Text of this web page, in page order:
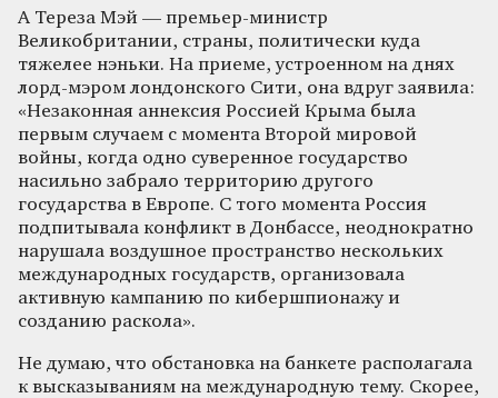
А Тереза Мэй — премьер-министр
Великобритании, страны, политически куда
тяжелее нэньки. На приеме, устроенном на днях
лорд-мэром лондонского Сити, она вдруг заявила:
«Незаконная аннексия Россией Крыма была
первым случаем с момента Второй мировой
войны, когда одно суверенное государство
насильно забрало территорию другого
государства в Европе. С того момента Россия
подпитывала конфликт в Донбассе, неоднократно
нарушала воздушное пространство нескольких
международных государств, организовала
активную кампанию по кибершпионажу и
созданию раскола».
Не думаю, что обстановка на банкете располагала
к высказываниям на международную тему. Скорее,